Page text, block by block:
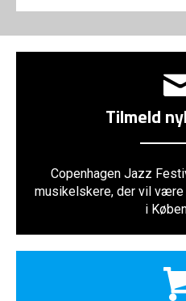
Tilmeld
Copenhagen Jazz
musikelskere, der vil
i